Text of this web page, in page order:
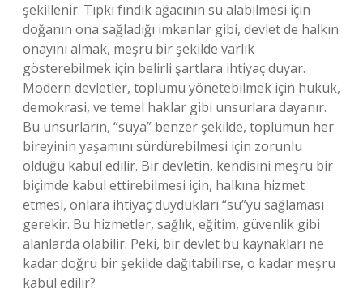
şekillenir. Tıpkı fındık ağacının su alabilmesi için
doğanın ona sağladığı imkanlar gibi, devlet de halkın
onayını almak, meşru bir şekilde varlık
gösterebilmek için belirli şartlara ihtiyaç duyar.
Modern devletler, toplumu yönetebilmek için hukuk,
demokrasi, ve temel haklar gibi unsurlara dayanır.
Bu unsurların, “suya” benzer şekilde, toplumun her
bireyinin yaşamını sürdürebilmesi için zorunlu
olduğu kabul edilir. Bir devletin, kendisini meşru bir
biçimde kabul ettirebilmesi için, halkına hizmet
etmesi, onlara ihtiyaç duydukları “su”yu sağlaması
gerekir. Bu hizmetler, sağlık, eğitim, güvenlik gibi
alanlarda olabilir. Peki, bir devlet bu kaynakları ne
kadar doğru bir şekilde dağıtabilirse, o kadar meşru
kabul edilir?